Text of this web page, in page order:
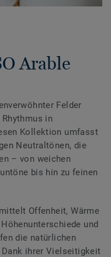
Arable
Felder
in
Kollektion umfasst
Neutraltönen, die
– von weichen
bis hin zu feinen
Offenheit, Wärme
und
die natürlichen
ihrer Vielseitigkeit